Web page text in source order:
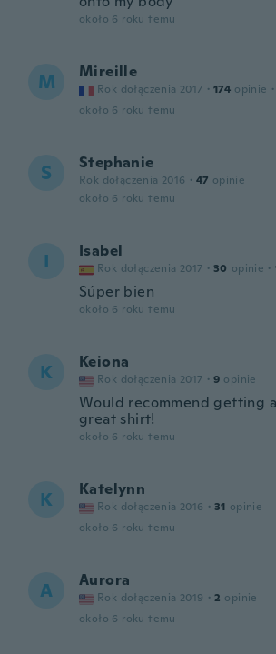
około 6 roku temu
M Mireille
Rok dołączenia 2017 · 174 opinie ·
około 6 roku temu
S Stephanie
Rok dołączenia 2016 · 47 opinie
około 6 roku temu
I Isabel
Rok dołączenia 2017 · 30 opinie ·
Súper bien
około 6 roku temu
K Keiona
Rok dołączenia 2017 · 9 opinie
Would recommend getting
great shirt!
około 6 roku temu
K Katelynn
Rok dołączenia 2016 · 31 opinie
około 6 roku temu
A Aurora
Rok dołączenia 2019 · 2 opinie
około 6 roku temu